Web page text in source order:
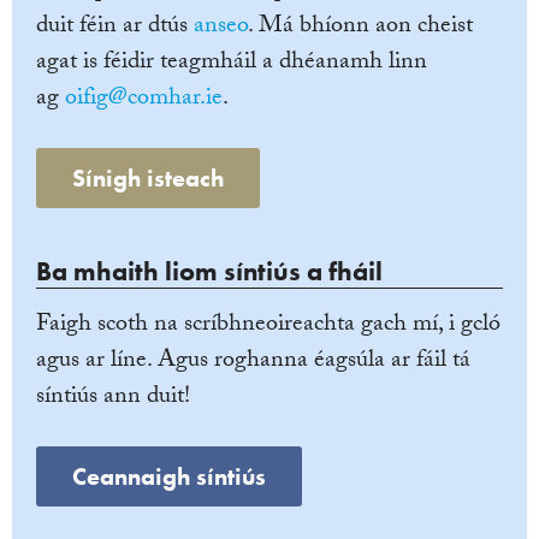
duit féin ar dtúsanseo. Má bhíonn aon cheist
agat is féidir teagmháil a dhéanamh linn
agoifig@comhar.ie.
Sínigh isteach
Ba mhaith liom síntiús a fháil
Faigh scoth na scríbhneoireachta gach mí, i gcló
agus ar líne. Agus roghanna éagsúla ar fáil tá
síntiús ann duit!
Ceannaigh síntiús